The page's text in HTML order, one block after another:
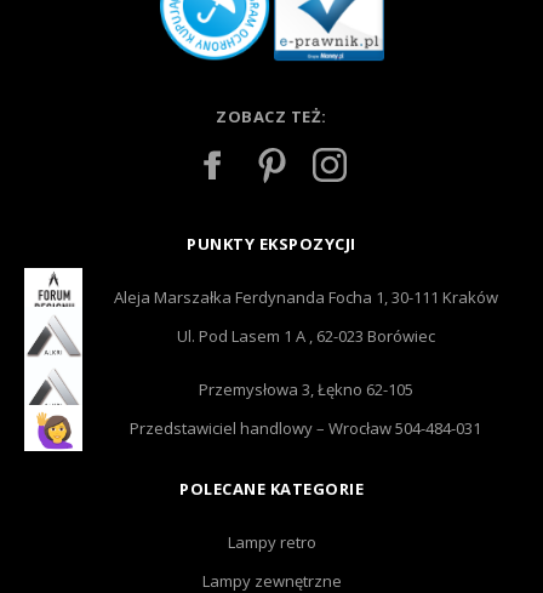
ZOBACZ TEŻ:
PUNKTY EKSPOZYCJI
Aleja Marszałka Ferdynanda Focha 1, 30-111 Kraków
Ul. Pod Lasem 1 A , 62-023 Borówiec
Przemysłowa 3, Łękno 62-105
Przedstawiciel handlowy – Wrocław 504-484-031
POLECANE KATEGORIE
Lampy retro
Lampy zewnętrzne